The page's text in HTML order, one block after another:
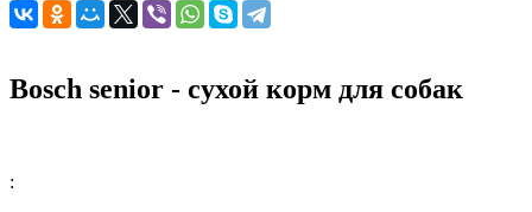
Bosch senior - сухой корм для собак
: